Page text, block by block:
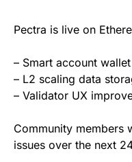
Pectra is live on
– Smart account
– L2 scaling data
– Validator UX
Community members
issues over the next